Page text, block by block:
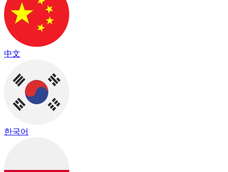
中文
한국어